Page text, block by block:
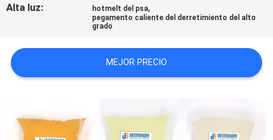
SOLICITAR
MAPA
SITIO
Alta luz: hotmelt del psa,
pegamento caliente del derretimiento del alto
grado
MEJOR PRECIO